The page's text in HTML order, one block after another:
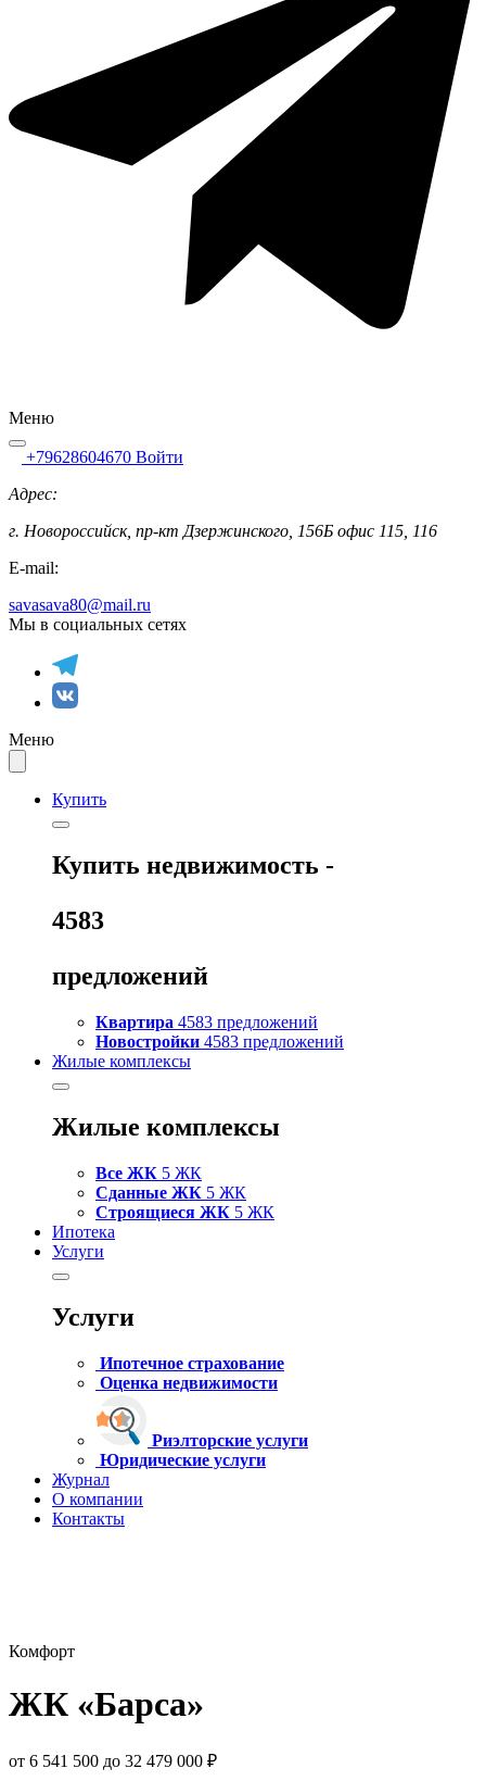
Меню
+79628604670 Войти
Адрес:
г. Новороссийск, пр-кт Дзержинского, 156Б офис 115, 116
E-mail:
savasava80@mail.ru
Мы в социальных сетях
Меню
Купить
Купить недвижимость -
4583
предложений
Квартира 4583 предложений
Новостройки 4583 предложений
Жилые комплексы
Жилые комплексы
Все ЖК 5 ЖК
Сданные ЖК 5 ЖК
Строящиеся ЖК 5 ЖК
Ипотека
Услуги
Услуги
Ипотечное страхование
Оценка недвижимости
Риэлторские услуги
Юридические услуги
Журнал
О компании
Контакты
Комфорт
ЖК «Барса»
от 6 541 500 до 32 479 000 ₽